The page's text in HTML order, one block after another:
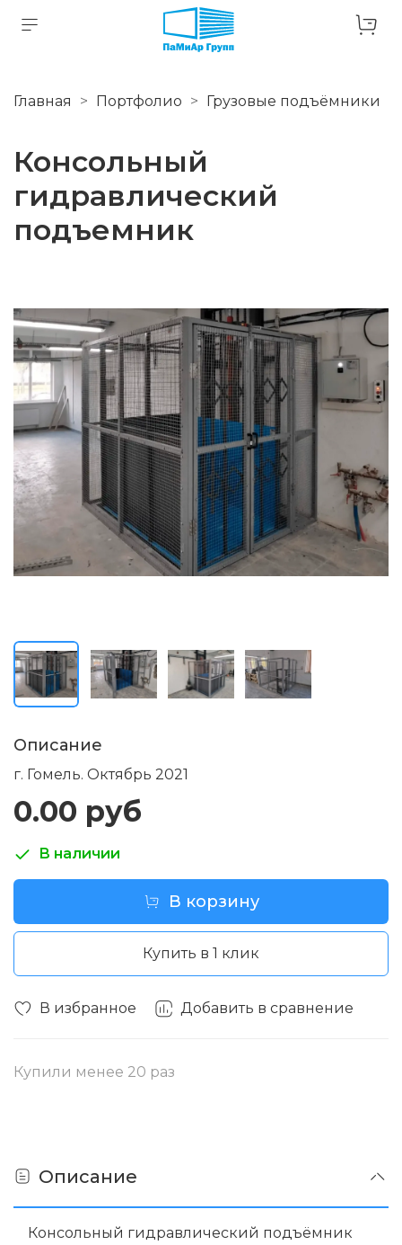
Главная Портфолио Грузовые подъёмники
Консольный
гидравлический
подъемник
В избранное Добавить в сравнение
Купили менее 20 раз
Описание
г. Гомель. Октябрь 2021
0.00 руб
В наличии
В корзину
Купить в 1 клик
Описание
Консольный гидравлический подъёмник